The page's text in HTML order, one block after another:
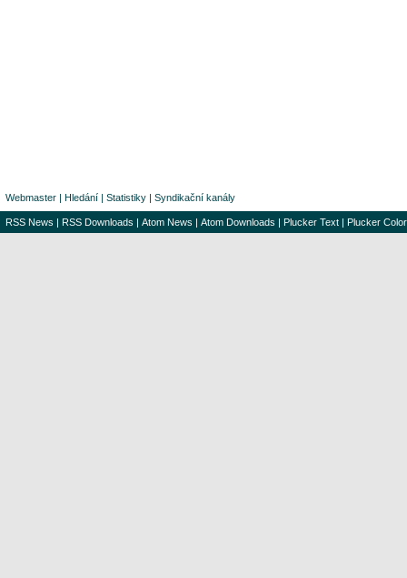
Webmaster | Hledání | Statistiky | Syndikační kanály
RSS News | RSS Downloads | Atom News | Atom Downloads | Plucker Text | Plucker Color